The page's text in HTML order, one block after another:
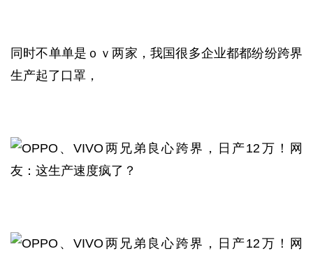
同时不单单是ｏｖ两家，我国很多企业都都纷纷跨界
生产起了口罩，